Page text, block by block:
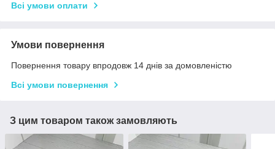
Всі умови оплати
Умови повернення
Повернення товару впродовж 14 днів за домовленістю
Всі умови повернення
З цим товаром також замовляють